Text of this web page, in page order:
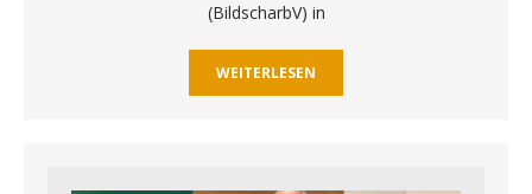
(BildscharbV) in
WEITERLESEN